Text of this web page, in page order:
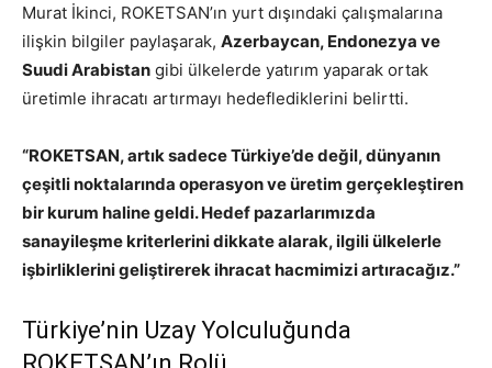
Murat İkinci, ROKETSAN’ın yurt dışındaki çalışmalarına
ilişkin bilgiler paylaşarak, Azerbaycan, Endonezya ve
Suudi Arabistan gibi ülkelerde yatırım yaparak ortak
üretimle ihracatı artırmayı hedeflediklerini belirtti.
“ROKETSAN, artık sadece Türkiye’de değil, dünyanın
çeşitli noktalarında operasyon ve üretim gerçekleştiren
bir kurum haline geldi. Hedef pazarlarımızda
sanayileşme kriterlerini dikkate alarak, ilgili ülkelerle
işbirliklerini geliştirerek ihracat hacmimizi artıracağız.”
Türkiye’nin Uzay Yolculuğunda